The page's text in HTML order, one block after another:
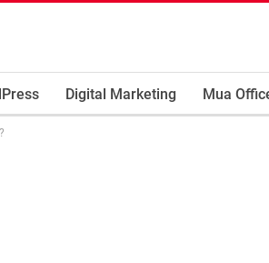
Digital Marketing Mua